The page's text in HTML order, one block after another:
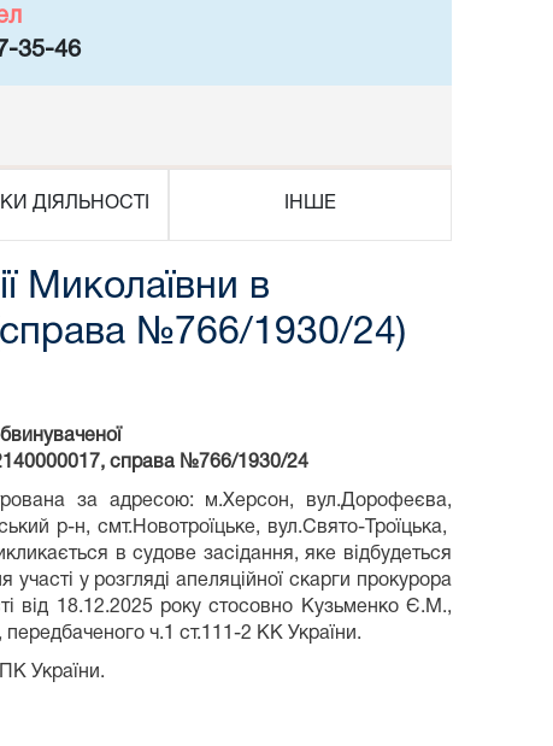
35-46
ДІЯЛЬНОСТІ ІНШЕ
Миколаївни в
№766/1930/24)
справа №766/1930/24
за адресою: м.Херсон, вул.Дорофеєва,
р-н, смт.Новотроїцьке, вул.Свято-Троїцька,
в судове засідання, яке відбудеться
у розгляді апеляційної скарги прокурора
від 18.12.2025 року стосовно Кузьменко Є.М.,
ч.1 ст.111-2 КК України.
України.